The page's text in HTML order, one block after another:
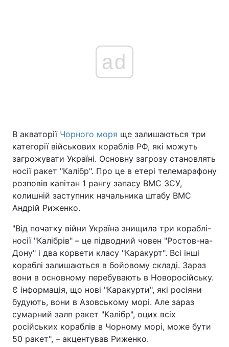
ad
В акваторії Чорного моря ще залишаються три
категорії військових кораблів РФ, які можуть
загрожувати Україні. Основну загрозу становлять
носії ракет "Калібр". Про це в етері телемарафону
розповів капітан 1 рангу запасу ВМС ЗСУ,
колишній заступник начальника штабу ВМС
Андрій Риженко.
"Від початку війни Україна знищила три кораблі-
носії "Калібрів" – це підводний човен "Ростов-на-
Дону" і два корвети класу "Каракурт". Всі інші
кораблі залишаються в бойовому складі. Зараз
вони в основному перебувають в Новоросійську.
Є інформація, що нові "Каракурти", які росіяни
будують, вони в Азовському морі. Але зараз
сумарний залп ракет "Калібр", оцих всіх
російських кораблів в Чорному морі, може бути
50 ракет", – акцентував Риженко.